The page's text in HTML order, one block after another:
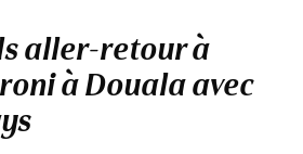
aller-retour à
à Douala avec